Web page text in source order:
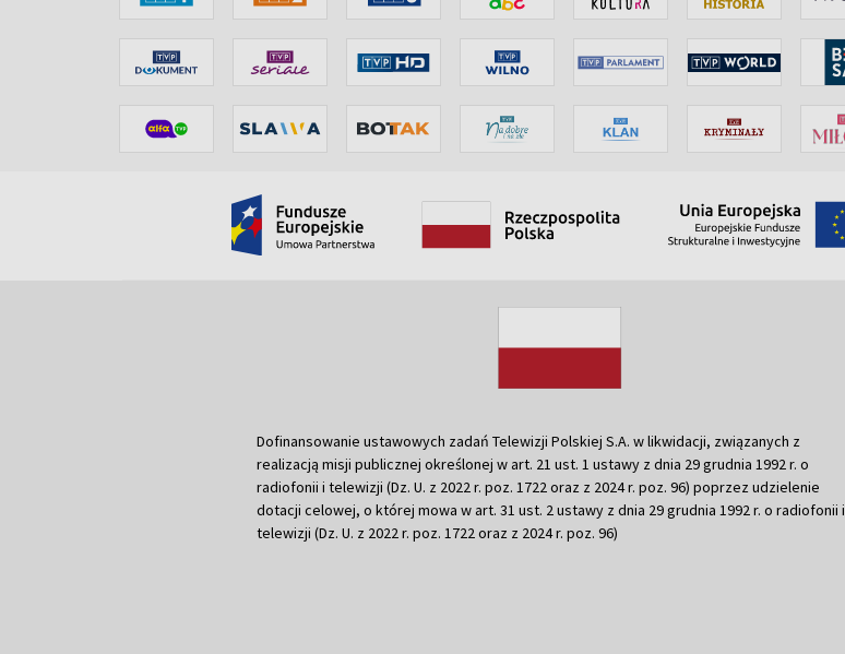
Dofinansowanie ustawowych zadań Telewizji Polskiej S.A. w likwidacji, związanych z
realizacją misji publicznej określonej w art. 21 ust. 1 ustawy z dnia 29 grudnia 1992 r. o
radiofonii i telewizji (Dz. U. z 2022 r. poz. 1722 oraz z 2024 r. poz. 96) poprzez udzielenie
dotacji celowej, o której mowa w art. 31 ust. 2 ustawy z dnia 29 grudnia 1992 r. o radiofonii i
telewizji (Dz. U. z 2022 r. poz. 1722 oraz z 2024 r. poz. 96)